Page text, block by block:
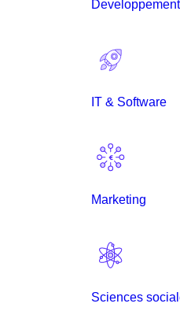
IT & Software
Marketing
Sciences